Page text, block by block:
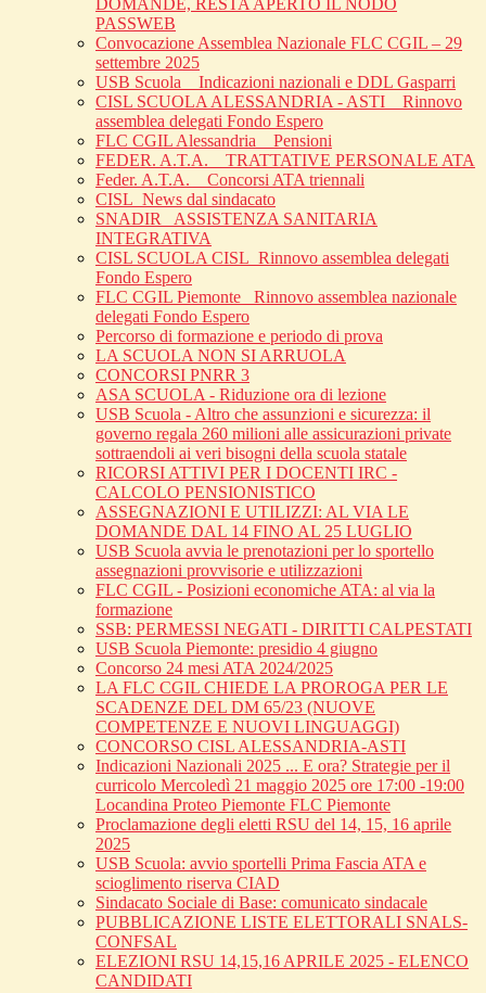
DOMANDE, RESTA APERTO IL NODO
PASSWEB
Convocazione Assemblea Nazionale FLC CGIL – 29
settembre 2025
USB Scuola _ Indicazioni nazionali e DDL Gasparri
CISL SCUOLA ALESSANDRIA - ASTI _ Rinnovo
assemblea delegati Fondo Espero
FLC CGIL Alessandria _ Pensioni
FEDER. A.T.A. _ TRATTATIVE PERSONALE ATA
Feder. A.T.A. _ Concorsi ATA triennali
CISL_News dal sindacato
SNADIR_ ASSISTENZA SANITARIA
INTEGRATIVA
CISL SCUOLA CISL_Rinnovo assemblea delegati
Fondo Espero
FLC CGIL Piemonte _Rinnovo assemblea nazionale
delegati Fondo Espero
Percorso di formazione e periodo di prova
LA SCUOLA NON SI ARRUOLA
CONCORSI PNRR 3
ASA SCUOLA - Riduzione ora di lezione
USB Scuola - Altro che assunzioni e sicurezza: il
governo regala 260 milioni alle assicurazioni private
sottraendoli ai veri bisogni della scuola statale
RICORSI ATTIVI PER I DOCENTI IRC -
CALCOLO PENSIONISTICO
ASSEGNAZIONI E UTILIZZI: AL VIA LE
DOMANDE DAL 14 FINO AL 25 LUGLIO
USB Scuola avvia le prenotazioni per lo sportello
assegnazioni provvisorie e utilizzazioni
FLC CGIL - Posizioni economiche ATA: al via la
formazione
SSB: PERMESSI NEGATI - DIRITTI CALPESTATI
USB Scuola Piemonte: presidio 4 giugno
Concorso 24 mesi ATA 2024/2025
LA FLC CGIL CHIEDE LA PROROGA PER LE
SCADENZE DEL DM 65/23 (NUOVE
COMPETENZE E NUOVI LINGUAGGI)
CONCORSO CISL ALESSANDRIA-ASTI
Indicazioni Nazionali 2025 ... E ora? Strategie per il
curricolo Mercoledì 21 maggio 2025 ore 17:00 -19:00
Locandina Proteo Piemonte FLC Piemonte
Proclamazione degli eletti RSU del 14, 15, 16 aprile
2025
USB Scuola: avvio sportelli Prima Fascia ATA e
scioglimento riserva CIAD
Sindacato Sociale di Base: comunicato sindacale
PUBBLICAZIONE LISTE ELETTORALI SNALS-
CONFSAL
ELEZIONI RSU 14,15,16 APRILE 2025 - ELENCO
CANDIDATI